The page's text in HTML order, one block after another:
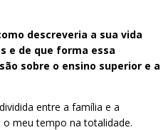
descreveria a sua vida
e de que forma essa
sobre o ensino superior e a
entre a família e a
meu tempo na totalidade.